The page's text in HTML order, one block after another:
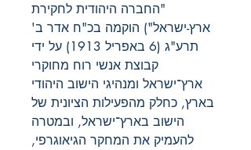
"החברה היהודית לחקירת
ארץ-ישראל") הוקמה בכ"ח אדר ב'
תרע"ג (6 באפריל 1913) על ידי
קבוצת אנשי רוח מחוקרי
ארץ־ישראל ומנהיגי הישוב היהודי
בארץ, כחלק מהפעילות הציונית של
הישוב בארץ־ישראל, ובמטרה
להעמיק את המחקר הגיאוגרפי,